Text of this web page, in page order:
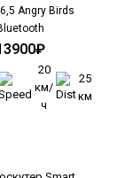
Bluetooth
Angry Birds
20
км/
ч
25
км